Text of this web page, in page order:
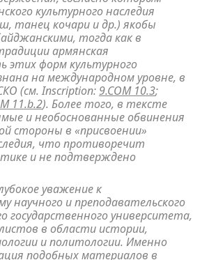
культурного наследия
танец кочари и др.) якобы
тогда как в
армянская
этих форм культурного
на международном уровне, в
(см. Inscription:9.COM 10.3;
11.b.2). Более того, в тексте
и необоснованные обвинения
стороны в «присвоении»
что противоречит
и не подтверждено
уважение к
научного и преподавательского
государственного университета,
в области истории,
и политологии. Именно
подобных материалов в